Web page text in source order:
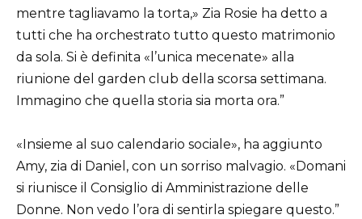
mentre tagliavamo la torta,» Zia Rosie ha detto a
tutti che ha orchestrato tutto questo matrimonio
da sola. Si è definita «l’unica mecenate» alla
riunione del garden club della scorsa settimana.
Immagino che quella storia sia morta ora.”
«Insieme al suo calendario sociale», ha aggiunto
Amy, zia di Daniel, con un sorriso malvagio. «Domani
si riunisce il Consiglio di Amministrazione delle
Donne. Non vedo l’ora di sentirla spiegare questo.”